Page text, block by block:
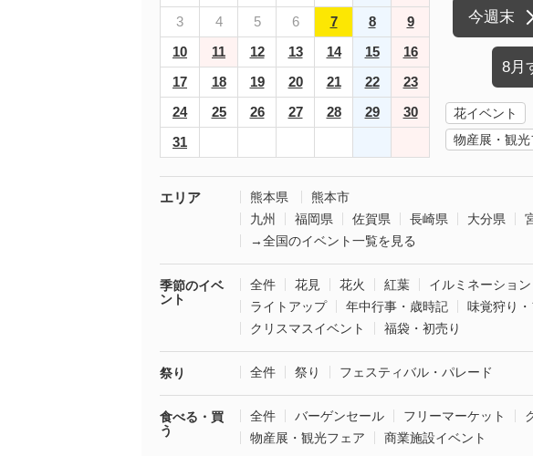
3
4 5 6 7 8
9
10
11 12 13 14 15
16
17
18 19 20 21 22
23
24
25 26 27 28 29
30
31
今週末
8月
花イベント
物産展・観光
エリア 熊本県
熊本市
九州
福岡県 佐賀県 長崎県 大分県
→全国のイベント一覧を見る
季節のイベ
ント
全件 花見 花火 紅葉 イルミネーション
ライトアップ
年中行事・歳時記
味覚狩り
クリスマスイベント
福袋・初売り
祭り 全件 祭り フェスティバル・パレード
食べる・買
う
全件 バーゲンセール フリーマーケット
物産展・観光フェア
商業施設イベント